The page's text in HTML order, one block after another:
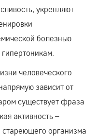
укрепляют
болезнью
человеческого
зависит от
существует фраза
активность –
организма